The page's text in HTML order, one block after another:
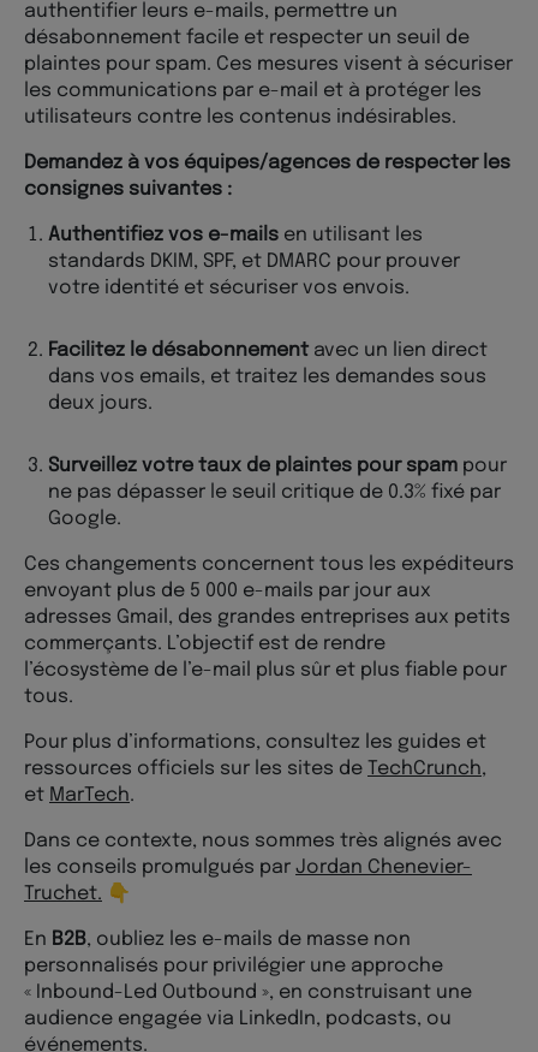
authentifier leurs e-mails, permettre un
désabonnement facile et respecter un seuil de
plaintes pour spam. Ces mesures visent à sécuriser
les communications par e-mail et à protéger les
utilisateurs contre les contenus indésirables​​​​.
Demandez à vos équipes/agences de respecter les
consignes suivantes :
Authentifiez vos e-mails en utilisant les
standards DKIM, SPF, et DMARC pour prouver
votre identité et sécuriser vos envois.
Facilitez le désabonnement avec un lien direct
dans vos emails, et traitez les demandes sous
deux jours.
Surveillez votre taux de plaintes pour spam pour
ne pas dépasser le seuil critique de 0.3% fixé par
Google.
Ces changements concernent tous les expéditeurs
envoyant plus de 5 000 e-mails par jour aux
adresses Gmail, des grandes entreprises aux petits
commerçants. L’objectif est de rendre
l’écosystème de l’e-mail plus sûr et plus fiable pour
tous​​.
Pour plus d’informations, consultez les guides et
ressources officiels sur les sites de TechCrunch,
et MarTech.
Dans ce contexte, nous sommes très alignés avec
les conseils promulgués par Jordan Chenevier-
Truchet. 👇
En B2B, oubliez les e-mails de masse non
personnalisés pour privilégier une approche
« Inbound-Led Outbound », en construisant une
audience engagée via LinkedIn, podcasts, ou
événements.